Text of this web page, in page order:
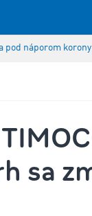
pod náporom korony
sa